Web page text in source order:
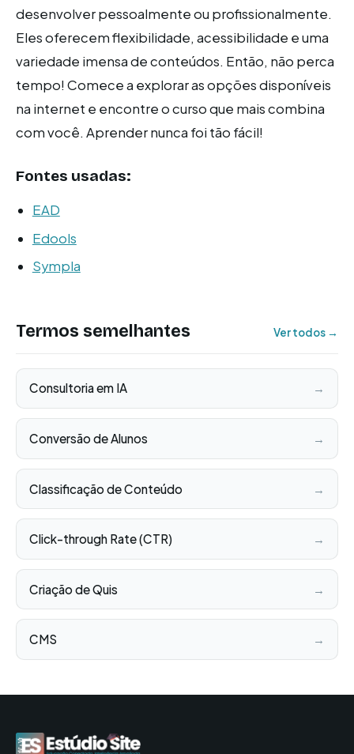
desenvolver pessoalmente ou profissionalmente.
Eles oferecem flexibilidade, acessibilidade e uma
variedade imensa de conteúdos. Então, não perca
tempo! Comece a explorar as opções disponíveis
na internet e encontre o curso que mais combina
com você. Aprender nunca foi tão fácil!
Fontes usadas:
EAD
Edools
Sympla
Termos semelhantes Ver todos →
Consultoria em IA →
Conversão de Alunos →
Classificação de Conteúdo →
Click-through Rate (CTR) →
Criação de Quis →
CMS →